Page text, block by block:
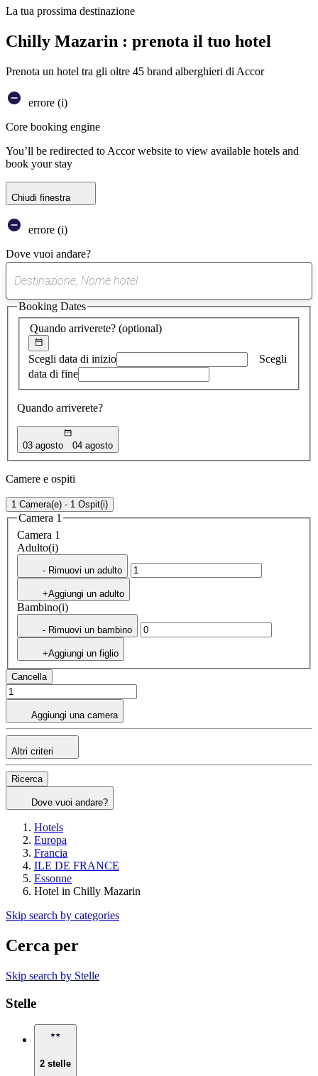
La tua prossima destinazione
Chilly Mazarin : prenota il tuo hotel
Prenota un hotel tra gli oltre 45 brand alberghieri di Accor
errore (i)
Core booking engine
You’ll be redirected to Accor website to view available hotels and
book your stay
Chiudi finestra
errore (i)
Dove vuoi andare?
suggerimento
trovato
Quando arriverete? (optional)
Scegli data di inizio
Scegli
data di fine
Quando arriverete?
03 agosto 04 agosto
Booking Dates
Camere e ospiti
1 Camera(e) - 1 Ospit(i)
Camera 1
Camera 1
Adulto(i)
- Rimuovi un adulto
+Aggiungi un adulto
Bambino(i)
- Rimuovi un bambino
+Aggiungi un figlio
Cancella
Aggiungi una camera
Altri criteri
Ricerca
Dove vuoi andare?
Hotels
Europa
Francia
ILE DE FRANCE
Essonne
Hotel in Chilly Mazarin
Skip search by categories
Cerca per
Skip search by Stelle
Stelle
2 stelle